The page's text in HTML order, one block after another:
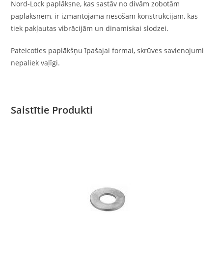
Nord-Lock paplāksne, kas sastāv no divām zobotām
paplāksnēm, ir izmantojama nesošām konstrukcijām, kas
tiek pakļautas vibrācijām un dinamiskai slodzei.
Pateicoties paplākšņu īpašajai formai, skrūves savienojumi
nepaliek vaļīgi.
Saistītie Produkti